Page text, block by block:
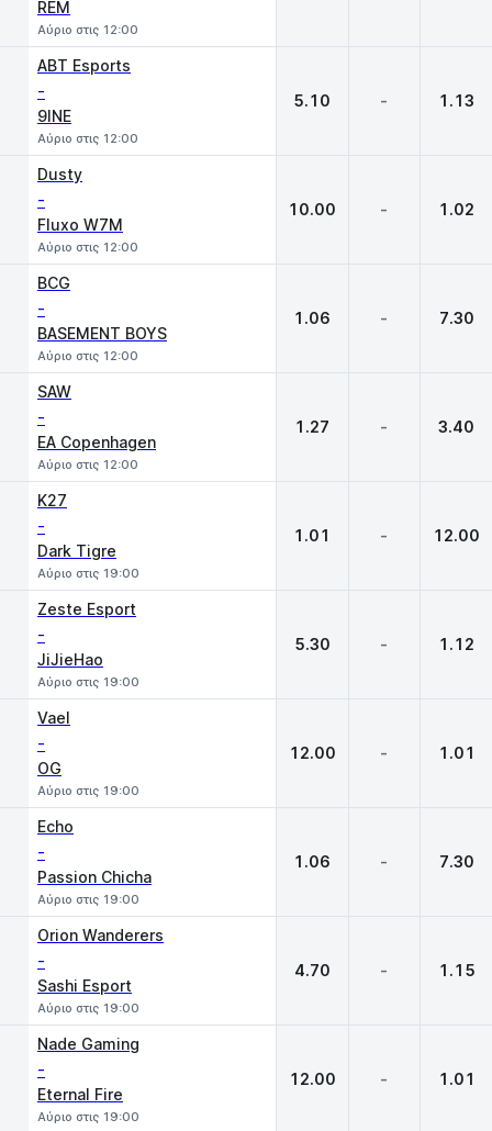
REM
Αύριο στις 12:00
ABT Esports
-
9INE
Αύριο στις 12:00
5.10 - 1.13
Dusty
-
Fluxo W7M
Αύριο στις 12:00
10.00 - 1.02
BCG
-
BASEMENT BOYS
Αύριο στις 12:00
1.06 - 7.30
SAW
-
EA Copenhagen
Αύριο στις 12:00
1.27 - 3.40
K27
-
Dark Tigre
Αύριο στις 19:00
1.01 - 12.00
Zeste Esport
-
JiJieHao
Αύριο στις 19:00
5.30 - 1.12
Vael
-
OG
Αύριο στις 19:00
12.00 - 1.01
Echo
-
Passion Chicha
Αύριο στις 19:00
1.06 - 7.30
Orion Wanderers
-
Sashi Esport
Αύριο στις 19:00
4.70 - 1.15
Nade Gaming
-
Eternal Fire
Αύριο στις 19:00
12.00 - 1.01